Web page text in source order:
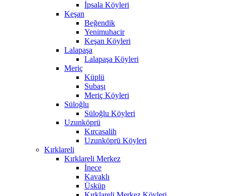
İpsala Köyleri
Keşan
Beğendik
Yenimuhacir
Keşan Köyleri
Lalapaşa
Lalapaşa Köyleri
Meriç
Küplü
Subaşı
Meriç Köyleri
Süloğlu
Süloğlu Köyleri
Uzunköprü
Kırcasalih
Uzunköprü Köyleri
Kırklareli
Kırklareli Merkez
İnece
Kavaklı
Üsküp